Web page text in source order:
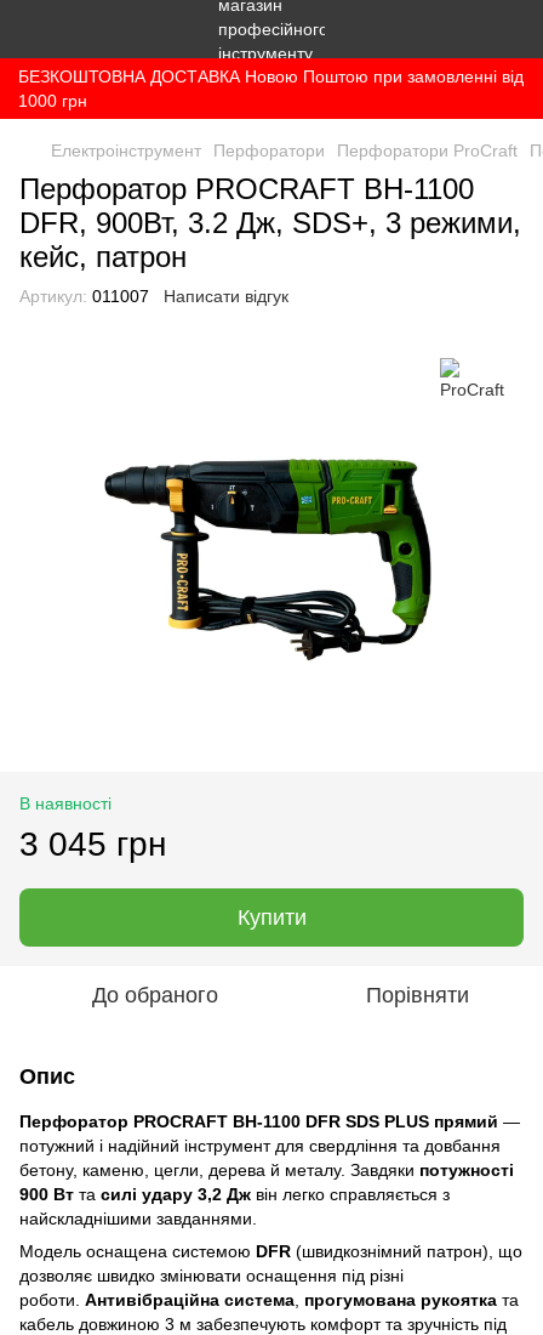
БЕЗКОШТОВНА ДОСТАВКА Новою Поштою при замовленні від
1000 грн
Електроінструмент Перфоратори Перфоратори ProCraft
Перфоратор PROCRAFT BH-1100
DFR, 900Вт, 3.2 Дж, SDS+, 3 режими,
кейс, патрон
Артикул: 011007 Написати відгук
В наявності
3 045 грн
Купити
До обраного Порівняти
Опис
Перфоратор PROCRAFT BH-1100 DFR SDS PLUS прямий —
потужний і надійний інструмент для свердління та довбання
бетону, каменю, цегли, дерева й металу. Завдяки потужності
900 Вт та силі удару 3,2 Дж він легко справляється з
найскладнішими завданнями.
Модель оснащена системою DFR (швидкознімний патрон), що
дозволяє швидко змінювати оснащення під різні
роботи. Антивібраційна система прогумована рукоятка та
кабель довжиною 3 м забезпечують комфорт та зручність під